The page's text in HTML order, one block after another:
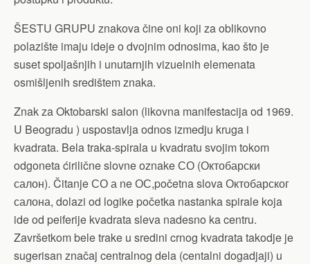
ŠESTU GRUPU znakova čine oni koji za oblikovno
polazište imaju ideje o dvojnim odnosima, kao što je
suset spoljašnjih i unutarnjih vizuelnih elemenata
osmišljenih središtem znaka.
Znak za Oktobarski salon (likovna manifestacija od 1969.
U Beogradu ) uspostavlja odnos izmedju kruga i
kvadrata. Bela traka-spirala u kvadratu svojim tokom
odgoneta ćirilične slovne oznake СО (Октобарски
салон). Čitanje СО а ne ОС,početna slova Октобарског
салона, dolazi od logike početka nastanka spirale koja
ide od peiferije kvadrata sleva nadesno ka centru.
Završetkom bele trake u sredini crnog kvadrata takodje je
sugerisan značaj centralnog dela (centalni dogadjaji) u